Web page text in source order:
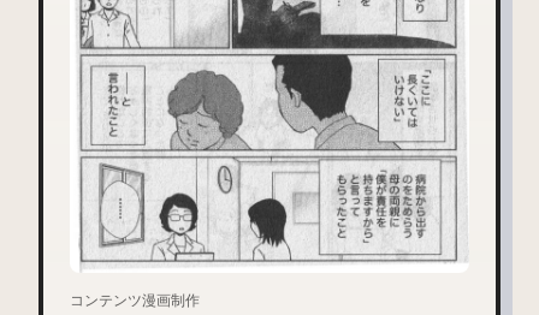
コンテンツ漫画制作